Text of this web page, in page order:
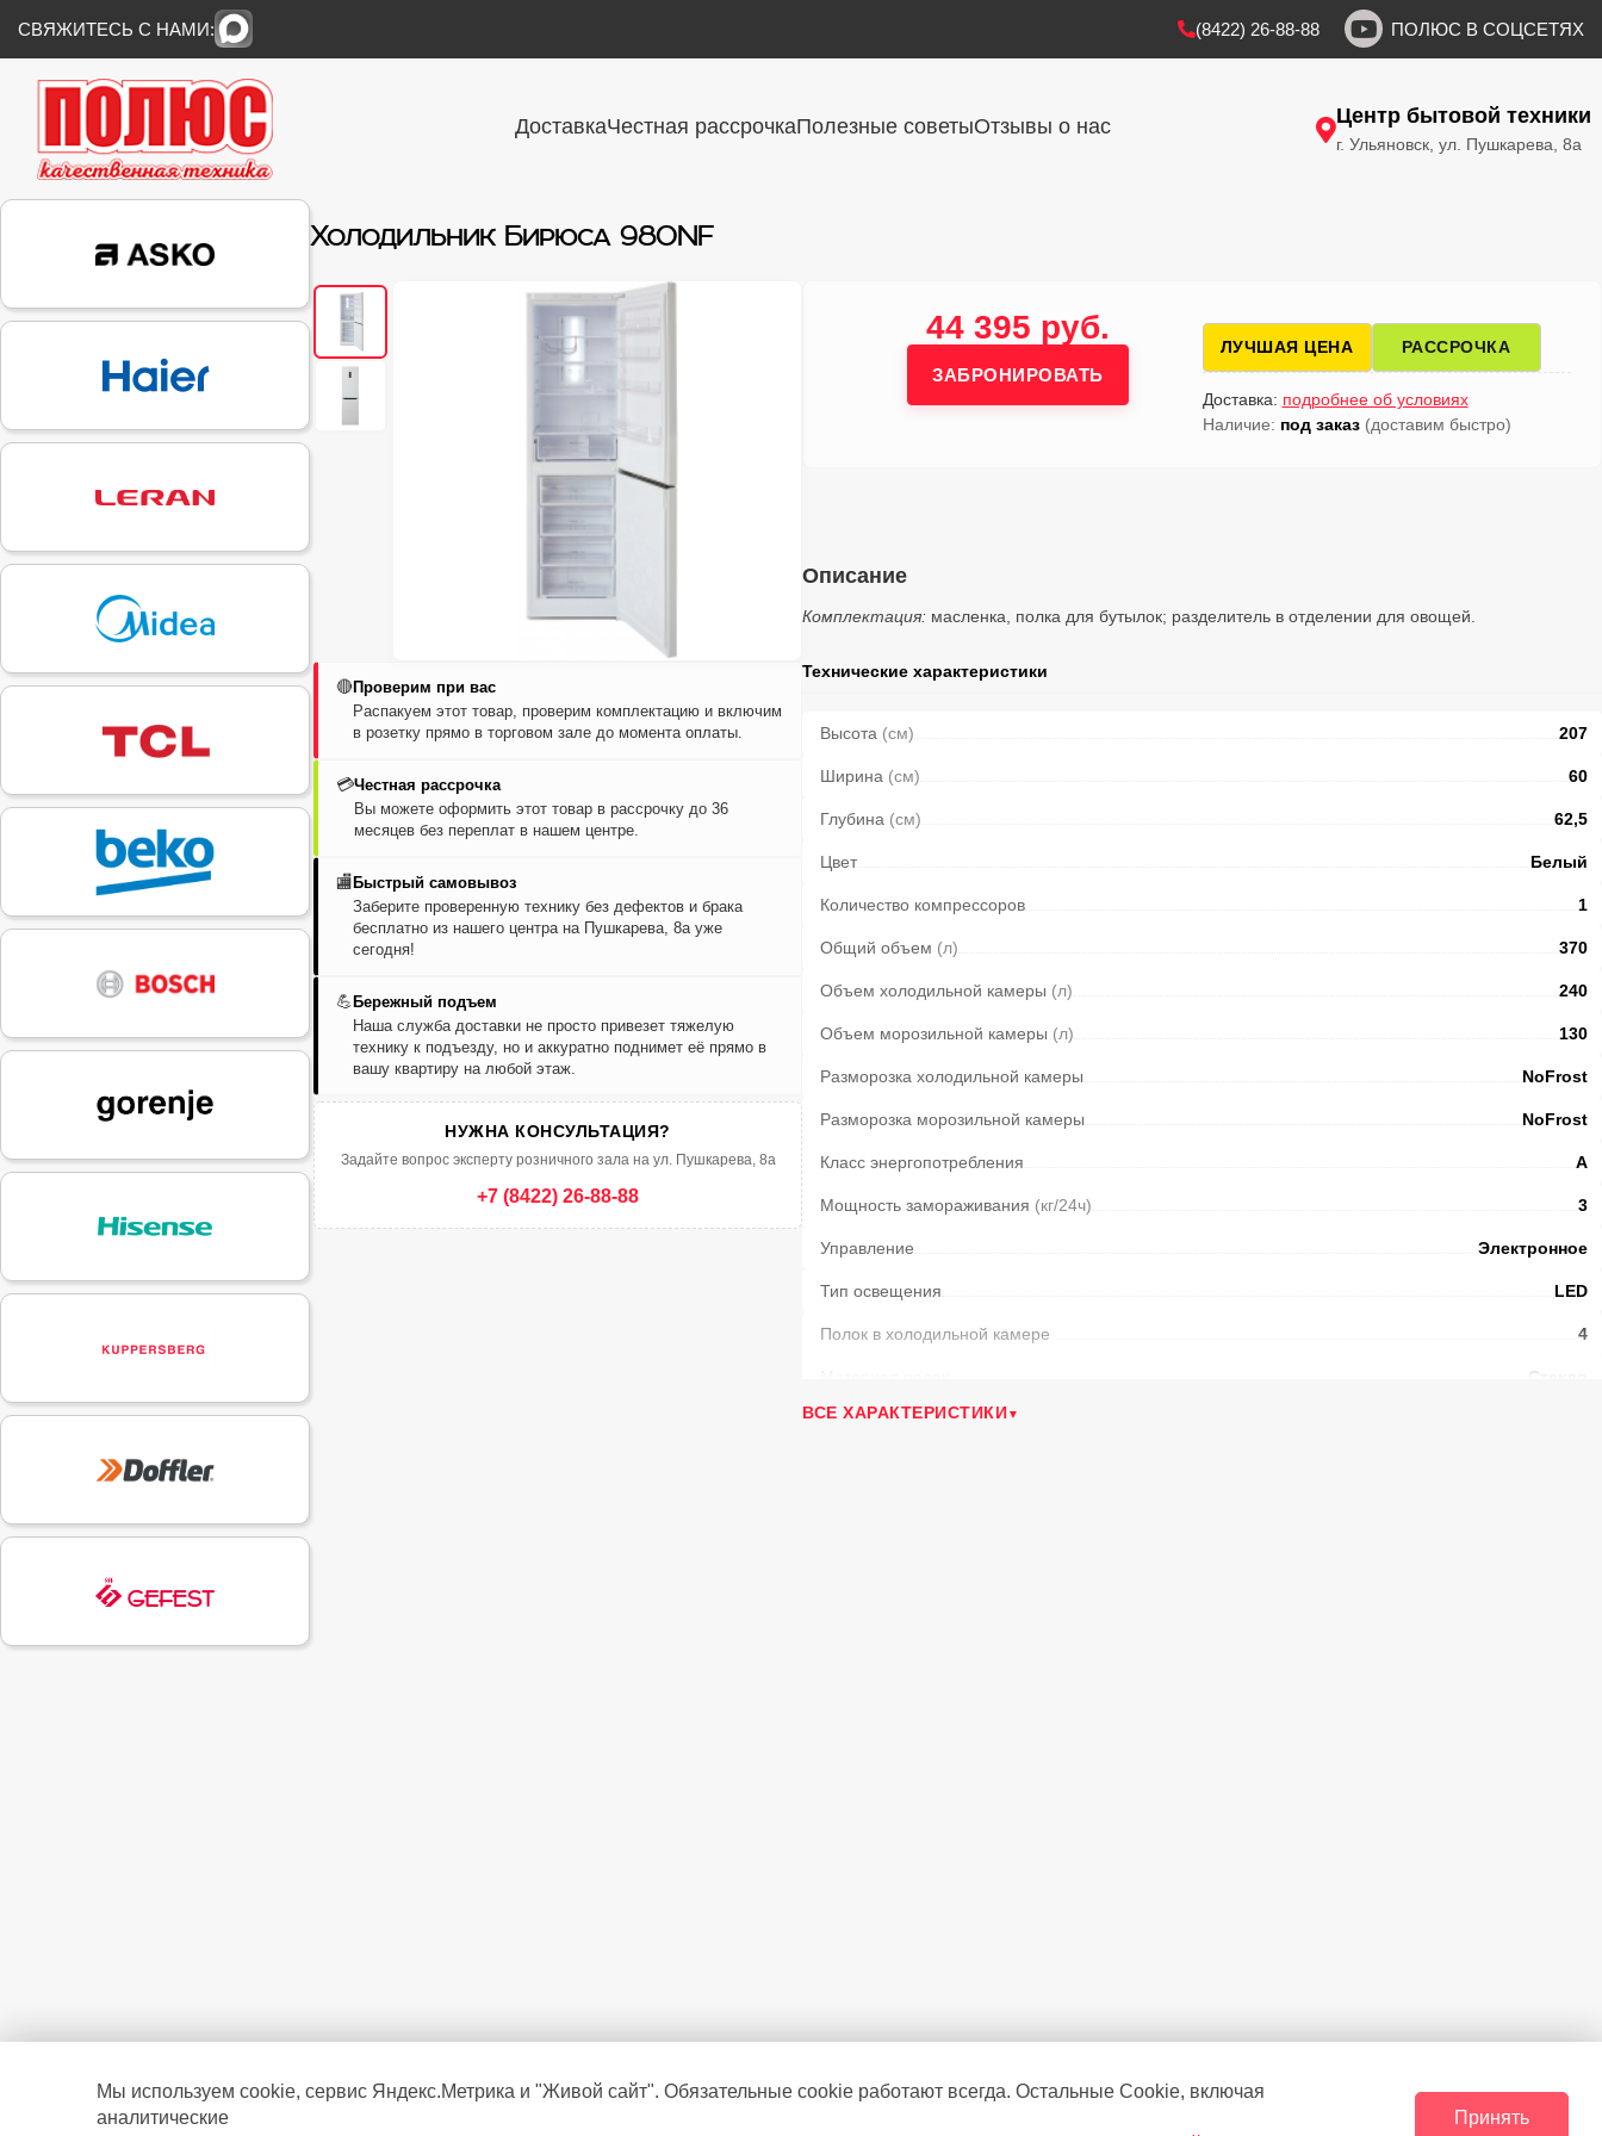
СВЯЖИТЕСЬ С НАМИ: (8422) 26-88-88 ПОЛЮС В СОЦСЕТЯХ
ДоставкаЧестная рассрочкаПолезные советыОтзывы о нас Центр бытовой техники
г. Ульяновск, ул. Пушкарева, 8а
Холодильник Бирюса 980NF
🔴Проверим при вас
Распакуем этот товар, проверим комплектацию и включим
в розетку прямо в торговом зале до момента оплаты.
💳Честная рассрочка
Вы можете оформить этот товар в рассрочку до 36
месяцев без переплат в нашем центре.
🏬 Быстрый самовывоз
Заберите проверенную технику без дефектов и брака
бесплатно из нашего центра на Пушкарева, 8а уже
сегодня!
💪 Бережный подъем
Наша служба доставки не просто привезет тяжелую
технику к подъезду, но и аккуратно поднимет её прямо в
вашу квартиру на любой этаж.
НУЖНА КОНСУЛЬТАЦИЯ?
Задайте вопрос эксперту розничного зала на ул. Пушкарева, 8а
+7 (8422) 26-88-88
44 395 руб.
ЗАБРОНИРОВАТЬ
ЛУЧШАЯ ЦЕНА РАССРОЧКА
Доставка: подробнее об условиях
Наличие: под заказ(доставим быстро)
Описание
Комплектация: масленка, полка для бутылок; разделитель в отделении для овощей.
Технические характеристики
Высота (см) 207
Ширина (см) 60
Глубина (см) 62,5
Цвет Белый
Количество компрессоров 1
Общий объем (л) 370
Объем холодильной камеры (л) 240
Объем морозильной камеры (л) 130
Разморозка холодильной камеры NoFrost
Разморозка морозильной камеры NoFrost
Класс энергопотребления А
Мощность замораживания (кг/24ч) 3
Управление Электронное
Тип освещения LED
Полок в холодильной камере 4
Стекло
Ящиков в мороз. камере
ВСЕ ХАРАКТЕРИСТИКИ
Мы используем cookie, сервис Яндекс.Метрика и "Живой сайт". Обязательные cookie работают всегда. Остальные Сookie, включая
аналитические
Принять